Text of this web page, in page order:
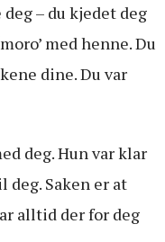
– du kjedet deg
med henne. Du
dine. Du var
deg. Hun var klar
Saken er at
alltid der for deg